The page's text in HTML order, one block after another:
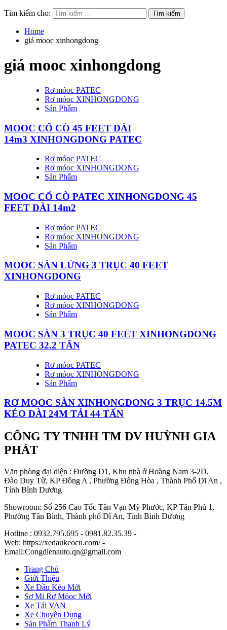
Tìm kiếm cho:
Home
giá mooc xinhongdong
giá mooc xinhongdong
Rơ móoc PATEC
Rơ móoc XINHONGDONG
Sản Phẩm
MOOC CỔ CÒ 45 FEET DÀI
14m3 XINHONGDONG PATEC
Rơ móoc PATEC
Rơ móoc XINHONGDONG
Sản Phẩm
MOOC CỔ CÒ PATEC XINHONGDONG 45
FEET DÀI 14m2
Rơ móoc PATEC
Rơ móoc XINHONGDONG
Sản Phẩm
MOOC SÀN LỬNG 3 TRỤC 40 FEET
XINHONGDONG
Rơ móoc PATEC
Rơ móoc XINHONGDONG
Sản Phẩm
MOOC SÀN 3 TRỤC 40 FEET XINHONGDONG
PATEC 32.2 TẤN
Rơ móoc PATEC
Rơ móoc XINHONGDONG
Sản Phẩm
RƠ MOOC SÀN XINHONGDONG 3 TRỤC 14.5M
KÉO DÀI 24M TẢI 44 TẤN
CÔNG TY TNHH TM DV HUỲNH GIA
PHÁT
Văn phòng đại diện : Đường D1, Khu nhà ở Hoàng Nam 3-2D,
Đào Duy Từ, KP Đông A , Phường Đông Hòa , Thành Phố Dĩ An ,
Tỉnh Bình Dương
Showroom: Số 256 Cao Tốc Tân Vạn Mỹ Phước, KP Tân Phú 1,
Phường Tân Bình, Thành phố Dĩ An, Tỉnh Bình Dương
Hotline : 0932.795.695 - 0981.82.35.39 -
Web: https://xedaukeocu.com/ -
Email:Congdienauto.qn@gmail.com
Trang Chủ
Giới Thiệu
Xe Đầu Kéo Mới
Sơ Mi Rơ Móoc Mới
Xe Tải VAN
Xe Chuyên Dụng
Sản Phẩm Thanh Lý